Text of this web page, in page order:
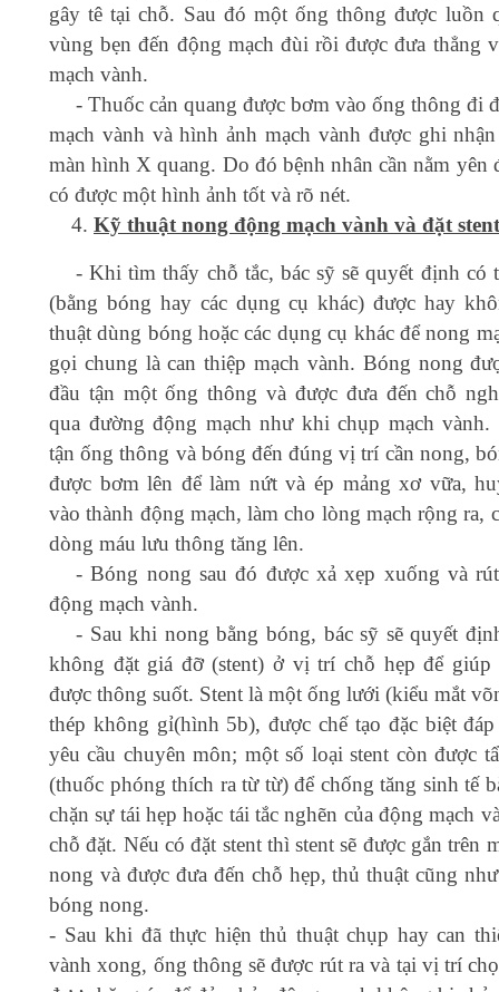
gây tê tại chỗ. Sau đó một ống thông được luồn
vùng bẹn đến động mạch đùi rồi được đưa thẳng
mạch vành.
- Thuốc cản quang được bơm vào ống thông đi
mạch vành và hình ảnh mạch vành được ghi
màn hình X quang. Do đó bệnh nhân cần nằm yên
có được một hình ảnh tốt và rõ nét.
Kỹ thuật nong động mạch vành và đặt stent
- Khi tìm thấy chỗ tắc, bác sỹ sẽ quyết định có
(bằng bóng hay các dụng cụ khác) được hay
thuật dùng bóng hoặc các dụng cụ khác để nong
gọi chung là can thiệp mạch vành. Bóng nong
đầu tận một ống thông và được đưa đến chỗ
qua đường động mạch như khi chụp mạch
tận ống thông và bóng đến đúng vị trí cần nong,
được bơm lên để làm nứt và ép mảng xơ vữa,
vào thành động mạch, làm cho lòng mạch rộng ra,
dòng máu lưu thông tăng lên.
- Bóng nong sau đó được xả xẹp xuống và
động mạch vành.
- Sau khi nong bằng bóng, bác sỹ sẽ quyết
không đặt giá đỡ (stent) ở vị trí chỗ hẹp để giúp
được thông suốt. Stent là một ống lưới (kiểu mắt
thép không gỉ(hình 5b), được chế tạo đặc biệt
yêu cầu chuyên môn; một số loại stent còn được
(thuốc phóng thích ra từ từ) để chống tăng sinh tế
chặn sự tái hẹp hoặc tái tắc nghẽn của động mạch
chỗ đặt. Nếu có đặt stent thì stent sẽ được gắn trên
nong và được đưa đến chỗ hẹp, thủ thuật cũng
bóng nong.
- Sau khi đã thực hiện thủ thuật chụp hay can
vành xong, ống thông sẽ được rút ra và tại vị trí